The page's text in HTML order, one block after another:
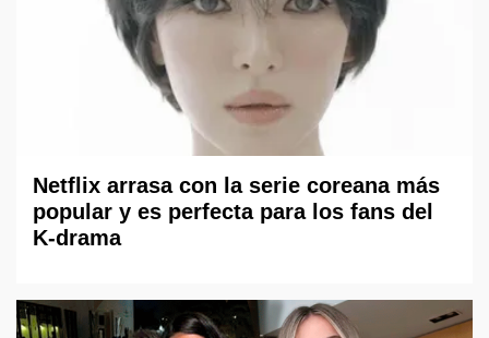
Netflix arrasa con la serie coreana más
popular y es perfecta para los fans del
K-drama